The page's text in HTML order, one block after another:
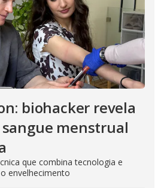
biohacker revela
menstrual
que combina tecnologia e
envelhecimento